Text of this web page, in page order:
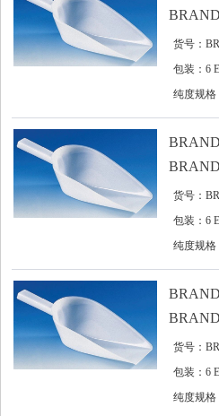
BRAND
货号：
包装：6
纯度规格
BRAND
BRAND
货号：
包装：6
纯度规格
BRAND
BRAND
货号：
包装：6
纯度规格